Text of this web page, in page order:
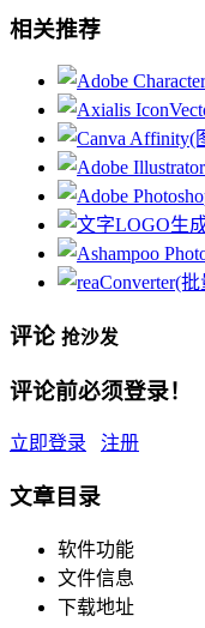
相关推荐
评论 抢沙发
评论前必须登录！
立即登录 注册
文章目录
软件功能
文件信息
下载地址